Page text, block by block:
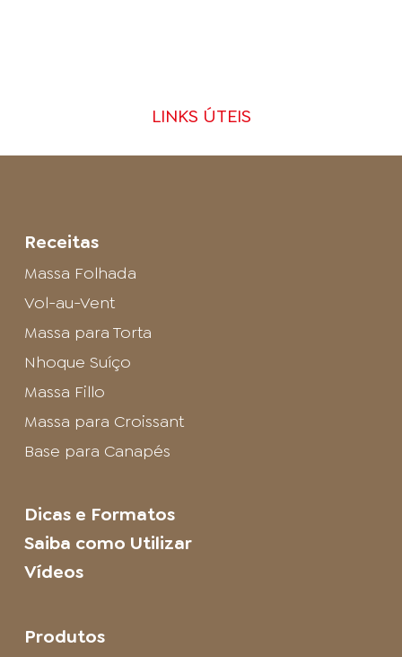
LINKS ÚTEIS
Receitas
Massa Folhada
Vol-au-Vent
Massa para Torta
Nhoque Suíço
Massa Fillo
Massa para Croissant
Base para Canapés
Dicas e Formatos
Saiba como Utilizar
Vídeos
Produtos